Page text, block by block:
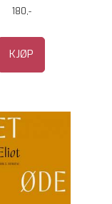
180,-
KJØP